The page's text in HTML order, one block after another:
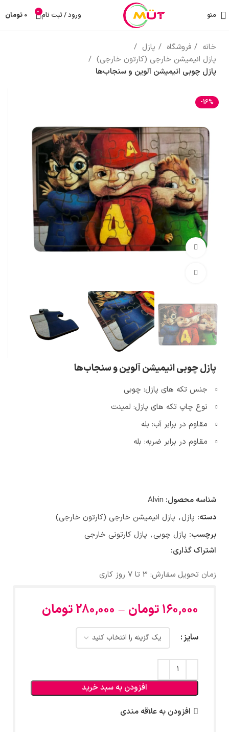
منو ورود / ثبت نام 0
0 تومان
خانه فروشگاه
پازل
پازل انیمیشن خارجی (کارتون خارجی)
پازل چوبی انیمیشن آلوین و سنجاب‌ها
-16%
تماشای ویدئو
پازل چوبی انیمیشن آلوین و سنجاب‌ها
جنس تکه های پازل: چوبی
نوع چاپ تکه های پازل: لمینت
مقاوم در برابر آب: بله
مقاوم در برابر ضربه: بله
شناسه محصول: Alvin
دسته: پازل, پازل انیمیشن خارجی (کارتون خارجی)
برچسب: پازل چوبی, پازل کارتونی خارجی
اشتراک گذاری:
زمان تحویل سفارش: 3 تا 7 روز کاری
160,000 تومان –
280,000 تومان
سایز
افزودن به سبد خرید
افزودن به علاقه مندی